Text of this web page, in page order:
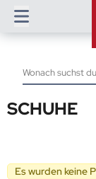
SCHUHE
Es wurden keine